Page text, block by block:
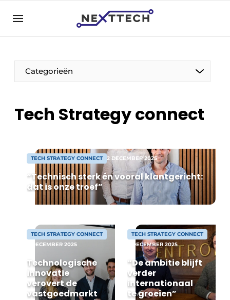
NL EN
Categorieën
Tech Strategy connect
TECH STRATEGY CONNECT 2 DECEMBER 2025
“Technisch sterk én vooral klantgericht:
dat is onze troef”
TECH STRATEGY CONNECT
2 DECEMBER 2025
Technologische
innovatie
verovert de
vastgoedmarkt
TECH STRATEGY CONNECT
2 DECEMBER 2025
“De ambitie blijft
verder
internationaal
te groeien”